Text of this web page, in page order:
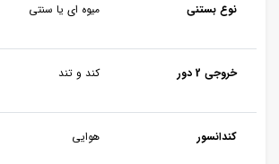
نوع بستنی میوه ای یا سنتی
خروجی 2 دور کند و تند
کندانسور هوایی